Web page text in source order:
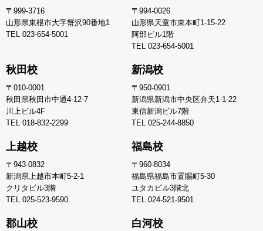
〒999-3716
山形県東根市大字蟹沢90番地1
TEL 023-654-5001
〒994-0026
山形県天童市東本町1-15-22
阿部ビル1階
TEL 023-654-5001
秋田校
〒010-0001
秋田県秋田市中通4-12-7
川上ビル4F
TEL 018-832-2299
新潟校
〒950-0901
新潟県新潟市中央区弁天1-1-22
東信新潟ビル7階
TEL 025-244-8850
上越校
〒943-0832
新潟県上越市本町5-2-1
クリタビル3階
TEL 025-523-9590
福島校
〒960-8034
福島県福島市置賜町5-30
ユタカビル3階北
TEL 024-521-9501
郡山校 白河校